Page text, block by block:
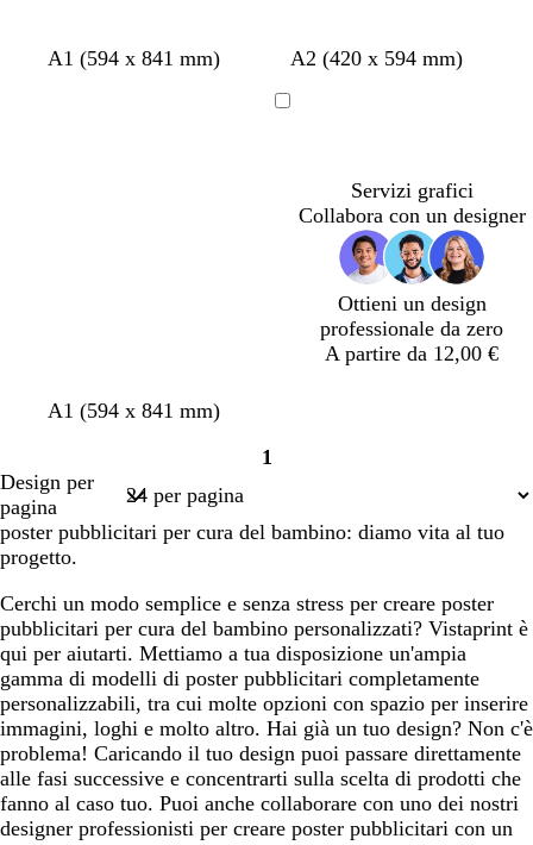
c
frc
g
A1 (594 x 841 mm) A2 (420 x 594 mm)
A1 (594 x 841 mm)
Servizi grafici
Collabora con un designer
Ottieni un design
professionale da zero
A partire da 12,00 €
Pagina
1
Design per
pagina
poster pubblicitari per cura del bambino: diamo vita al tuo
progetto.
Cerchi un modo semplice e senza stress per creare poster
pubblicitari per cura del bambino personalizzati? Vistaprint è
qui per aiutarti. Mettiamo a tua disposizione un'ampia
gamma di modelli di poster pubblicitari completamente
personalizzabili, tra cui molte opzioni con spazio per inserire
immagini, loghi e molto altro. Hai già un tuo design? Non c'è
problema! Caricando il tuo design puoi passare direttamente
alle fasi successive e concentrarti sulla scelta di prodotti che
fanno al caso tuo. Puoi anche collaborare con uno dei nostri
designer professionisti per creare poster pubblicitari con un